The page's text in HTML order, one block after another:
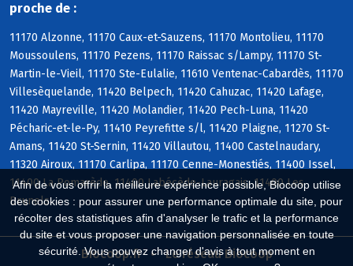
Afin de vous offrir la meilleure expérience possible, Biocoop utilise
des cookies : pour assurer une performance optimale du site, pour
récolter des statistiques afin d'analyser le trafic et la performance
du site et vous proposer une navigation personnalisée en toute
sécurité. Vous pouvez changer d'avis à tout moment en
proche de :
11170 Alzonne, 11170 Caux-et-Sauzens, 11170 Montolieu, 11170
Moussoulens, 11170 Pezens, 11170 Raissac s/Lampy, 11170 St-
Martin-le-Vieil, 11170 Ste-Eulalie, 11610 Ventenac-Cabardès, 11170
Villesèquelande, 11420 Belpech, 11420 Cahuzac, 11420 Lafage,
11420 Mayreville, 11420 Molandier, 11420 Pech-Luna, 11420
Pécharic-et-le-Py, 11410 Peyrefitte s/l, 11420 Plaigne, 11270 St-
Amans, 11420 St-Sernin, 11420 Villautou, 11400 Castelnaudary,
11320 Airoux, 11170 Carlipa, 11170 Cenne-Monestiés, 11400 Issel,
11400 La Pomarède, 11400 Labécède-Lauragais, 11400 Les
Brunels
Biocoop.fr Le réseau Biocoop